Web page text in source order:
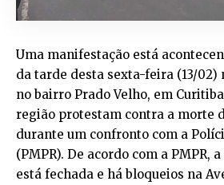
Uma manifestação está
da tarde desta sexta-feira (13/02)
no bairro Prado Velho, em
região protestam contra a morte
durante um confronto com a
(PMPR). De acordo com a PMPR,
está fechada e há bloqueios na